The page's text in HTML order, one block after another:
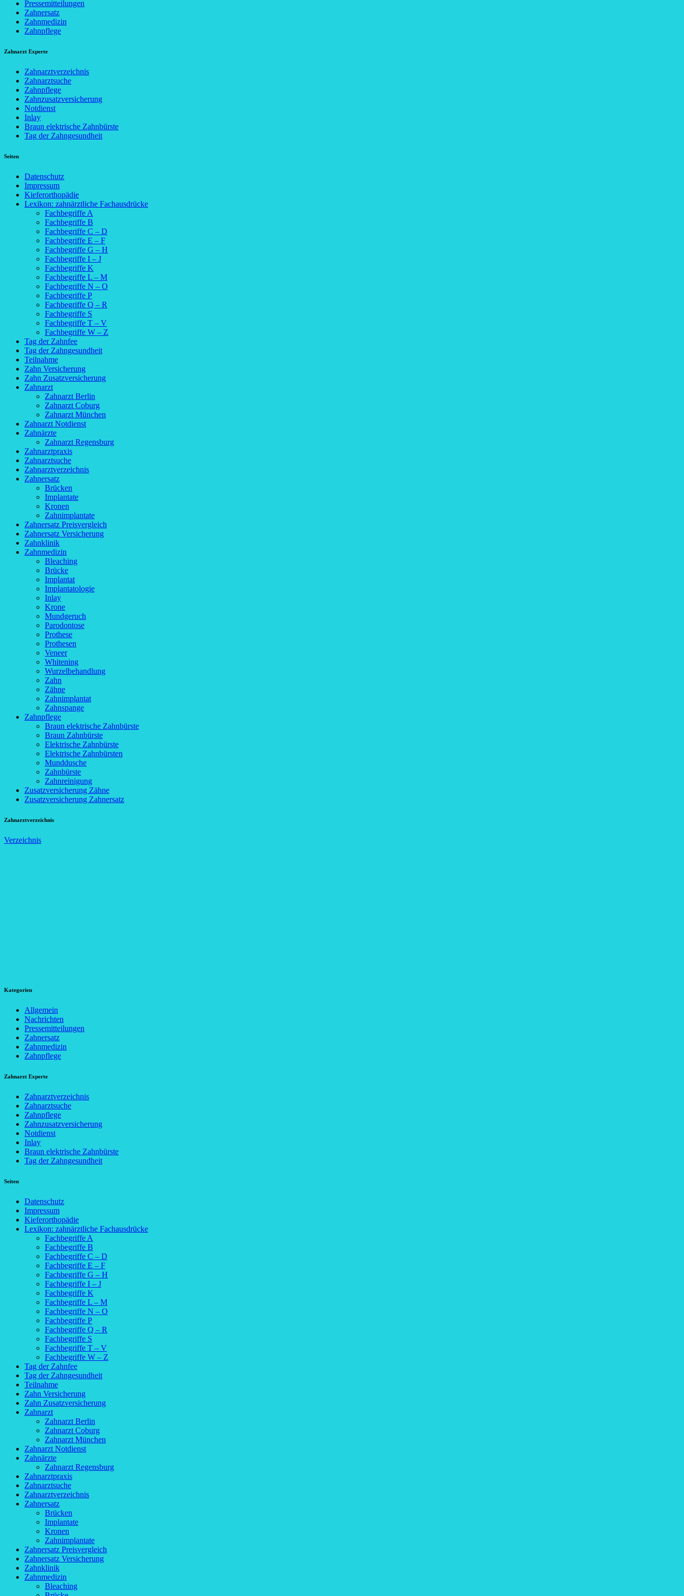
Pressemitteilungen
Zahnersatz
Zahnmedizin
Zahnpflege
Zahnarzt Experte
Zahnarztverzeichnis
Zahnarztsuche
Zahnpflege
Zahnzusatzversicherung
Notdienst
Inlay
Braun elektrische Zahnbürste
Tag der Zahngesundheit
Seiten
Datenschutz
Impressum
Kieferorthopädie
Lexikon: zahnärztliche Fachausdrücke
Fachbegriffe A
Fachbegriffe B
Fachbegriffe C – D
Fachbegriffe E – F
Fachbegriffe G – H
Fachbegriffe I – J
Fachbegriffe K
Fachbegriffe L – M
Fachbegriffe N – O
Fachbegriffe P
Fachbegriffe Q – R
Fachbegriffe S
Fachbegriffe T – V
Fachbegriffe W – Z
Tag der Zahnfee
Tag der Zahngesundheit
Teilnahme
Zahn Versicherung
Zahn Zusatzversicherung
Zahnarzt
Zahnarzt Berlin
Zahnarzt Coburg
Zahnarzt München
Zahnarzt Notdienst
Zahnärzte
Zahnarzt Regensburg
Zahnarztpraxis
Zahnarztsuche
Zahnarztverzeichnis
Zahnersatz
Brücken
Implantate
Kronen
Zahnimplantate
Zahnersatz Preisvergleich
Zahnersatz Versicherung
Zahnklinik
Zahnmedizin
Bleaching
Brücke
Implantat
Implantatologie
Inlay
Krone
Mundgeruch
Parodontose
Prothese
Prothesen
Veneer
Whitening
Wurzelbehandlung
Zahn
Zähne
Zahnimplantat
Zahnspange
Zahnpflege
Braun elektrische Zahnbürste
Braun Zahnbürste
Elektrische Zahnbürste
Elektrische Zahnbürsten
Munddusche
Zahnbürste
Zahnreinigung
Zusatzversicherung Zähne
Zusatzversicherung Zahnersatz
Zahnarztverzeichnis
Verzeichnis
Kategorien
Allgemein
Nachrichten
Pressemitteilungen
Zahnersatz
Zahnmedizin
Zahnpflege
Zahnarzt Experte
Zahnarztverzeichnis
Zahnarztsuche
Zahnpflege
Zahnzusatzversicherung
Notdienst
Inlay
Braun elektrische Zahnbürste
Tag der Zahngesundheit
Seiten
Datenschutz
Impressum
Kieferorthopädie
Lexikon: zahnärztliche Fachausdrücke
Fachbegriffe A
Fachbegriffe B
Fachbegriffe C – D
Fachbegriffe E – F
Fachbegriffe G – H
Fachbegriffe I – J
Fachbegriffe K
Fachbegriffe L – M
Fachbegriffe N – O
Fachbegriffe P
Fachbegriffe Q – R
Fachbegriffe S
Fachbegriffe T – V
Fachbegriffe W – Z
Tag der Zahnfee
Tag der Zahngesundheit
Teilnahme
Zahn Versicherung
Zahn Zusatzversicherung
Zahnarzt
Zahnarzt Berlin
Zahnarzt Coburg
Zahnarzt München
Zahnarzt Notdienst
Zahnärzte
Zahnarzt Regensburg
Zahnarztpraxis
Zahnarztsuche
Zahnarztverzeichnis
Zahnersatz
Brücken
Implantate
Kronen
Zahnimplantate
Zahnersatz Preisvergleich
Zahnersatz Versicherung
Zahnklinik
Zahnmedizin
Bleaching